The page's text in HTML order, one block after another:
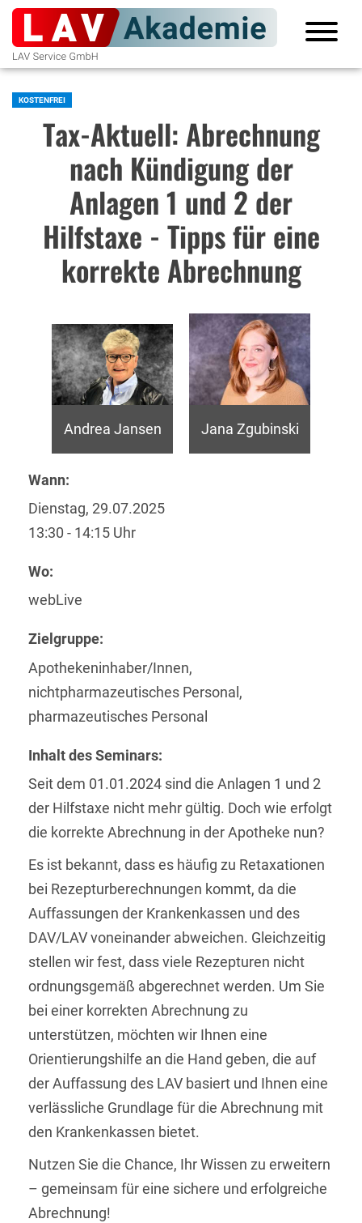
KOSTENFREI
Tax-Aktuell: Abrechnung
nach Kündigung der
Anlagen 1 und 2 der
Hilfstaxe - Tipps für eine
korrekte Abrechnung
Andrea Jansen Jana Zgubinski
Wann:
Dienstag, 29.07.2025
13:30 - 14:15 Uhr
Wo:
webLive
Zielgruppe:
Apothekeninhaber/Innen,
nichtpharmazeutisches Personal,
pharmazeutisches Personal
Inhalt des Seminars:
Seit dem 01.01.2024 sind die Anlagen 1 und 2
der Hilfstaxe nicht mehr gültig. Doch wie erfolgt
die korrekte Abrechnung in der Apotheke nun?
Es ist bekannt, dass es häufig zu Retaxationen
bei Rezepturberechnungen kommt, da die
Auffassungen der Krankenkassen und des
DAV/LAV voneinander abweichen. Gleichzeitig
stellen wir fest, dass viele Rezepturen nicht
ordnungsgemäß abgerechnet werden. Um Sie
bei einer korrekten Abrechnung zu
unterstützen, möchten wir Ihnen eine
Orientierungshilfe an die Hand geben, die auf
der Auffassung des LAV basiert und Ihnen eine
verlässliche Grundlage für die Abrechnung mit
den Krankenkassen bietet.
Nutzen Sie die Chance, Ihr Wissen zu erweitern
– gemeinsam für eine sichere und erfolgreiche
Abrechnung!